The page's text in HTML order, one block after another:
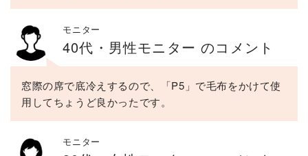
モニター
40代・男性モニター のコメント
窓際の席で底冷えするので、「P5」で毛布をかけて使
用してちょうど良かったです。
モニター